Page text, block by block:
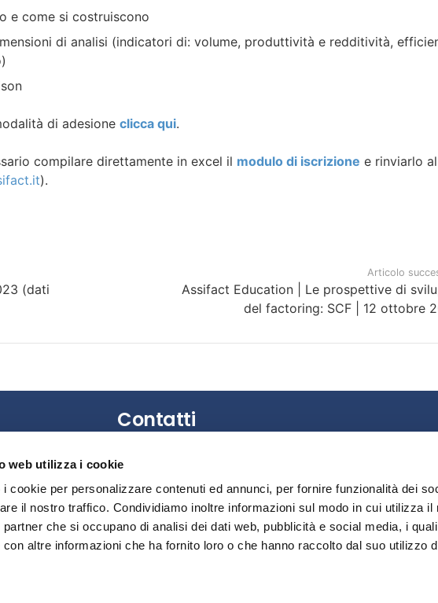
web utilizza i cookie
i cookie per personalizzare contenuti ed annunci, per fornire funzionalità dei
il nostro traffico. Condividiamo inoltre informazioni sul modo in cui utilizza il
che si occupano di analisi dei dati web, pubblicità e social media, i
con altre informazioni che ha fornito loro o che hanno raccolto dal suo utilizzo
e come si costruiscono
di analisi (indicatori di: volume, produttività e redditività,
di adesione clicca qui.
compilare direttamente in excel il modulo di iscrizione e rinviarlo
).
(dati
Articolo
Assifact Education | Le prospettive di
del factoring: SCF | 12 ottobre
Contatti
Gli uffici dell’Associazione non sono aperti al
È possibile richiedere un appuntamento
contattando la Segreteria.
Privacy